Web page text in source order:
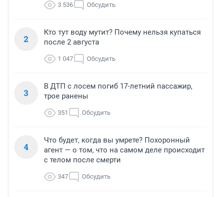
3 536 Обсудить
2
Кто тут воду мутит? Почему нельзя купаться
после 2 августа
1 047 Обсудить
3
В ДТП с лосем погиб 17-летний пассажир,
трое ранены
351 Обсудить
4
Что будет, когда вы умрете? Похоронный
агент — о том, что на самом деле происходит
с телом после смерти
347 Обсудить